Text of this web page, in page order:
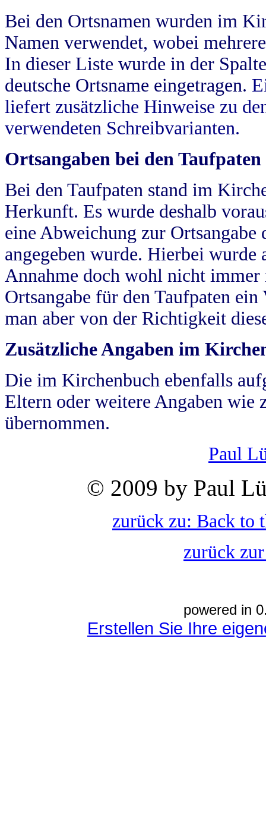
Bei den Ortsnamen wurden im
Namen verwendet, wobei
In dieser Liste wurde in der
deutsche Ortsname eingetragen.
liefert zusätzliche Hinweise zu
verwendeten Schreibvarianten.
Ortsangaben bei den Taufpaten
Bei den Taufpaten stand im
Herkunft. Es wurde deshalb
eine Abweichung zur
angegeben wurde. Hierbei wurde
Annahme doch wohl nicht
Ortsangabe für den Taufpaten
man aber von der Richtigkeit
Zusätzliche Angaben im
Die im Kirchenbuch ebenfalls
Eltern oder weitere Angaben wie
übernommen.
Paul
© 2009 by Paul
zurück zu: Back to
zurück
powered in
Erstellen Sie Ihre